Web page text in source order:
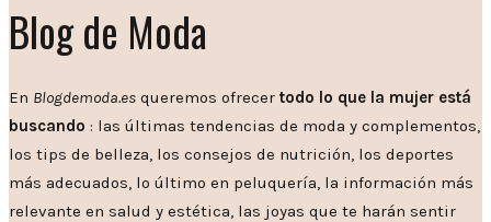
Blog de Moda
En Blogdemoda.es queremos ofrecer todo lo que la mujer está
buscando : las últimas tendencias de moda y complementos,
los tips de belleza, los consejos de nutrición, los deportes
más adecuados, lo último en peluquería, la información más
relevante en salud y estética, las joyas que te harán sentir